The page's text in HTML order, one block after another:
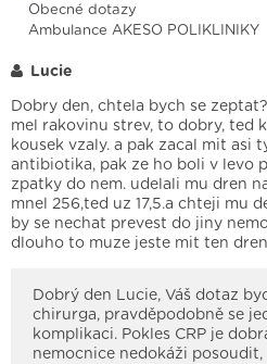
Obecné dotazy
Ambulance AKESO POLIKLINIKY
Lucie
Dobry den, chtela bych se
mel rakovinu strev, to dobry, ted
kousek vzaly. a pak zacal mit asi
antibiotika, pak ze ho boli v levo
zpatky do nem. udelali mu dren
mnel 256,ted uz 17,5.a chteji mu
by se nechat prevest do jiny
dlouho to muze jeste mit ten
Dobrý den Lucie, Váš dotaz
chirurga, pravděpodobně se
komplikaci. Pokles CRP je
nemocnice nedokáži